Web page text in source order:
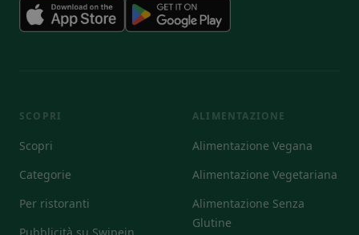
SCOPRI
Scopri
Categorie
Per ristoranti
ALIMENTAZIONE
Alimentazione Vegana
Alimentazione Vegetariana
Alimentazione Senza
Glutine